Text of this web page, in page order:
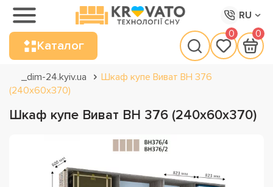
RU
Каталог
0 0
_dim-24.kyiv.ua
Шкаф купе Виват ВН 376
(240х60х370)
Шкаф купе Виват ВН 376 (240х60х370)